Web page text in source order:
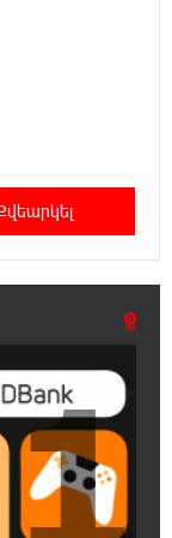
Հայոց
Զովունի-
են «Alfa
է
1